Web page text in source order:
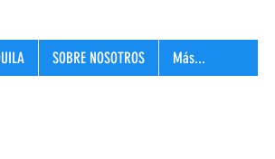
SOBRE NOSOTROS Más...